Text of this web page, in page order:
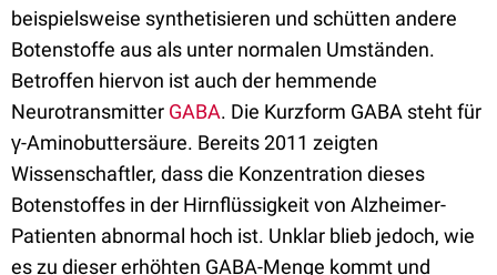
beispielsweise synthetisieren und schütten andere
Botenstoffe aus als unter normalen Umständen.
Betroffen hiervon ist auch der hemmende
Neurotransmitter GABA. Die Kurzform GABA steht für
γ-Aminobuttersäure. Bereits 2011 zeigten
Wissenschaftler, dass die Konzentration dieses
Botenstoffes in der Hirnflüssigkeit von Alzheimer-
Patienten abnormal hoch ist. Unklar blieb jedoch, wie
es zu dieser erhöhten GABA-Menge kommt und